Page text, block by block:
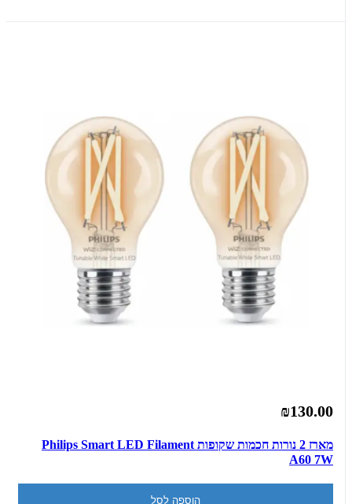
₪130.00
מארז 2 נורות חכמות שקופות Philips Smart LED Filament
A60 7W
הוספה לסל